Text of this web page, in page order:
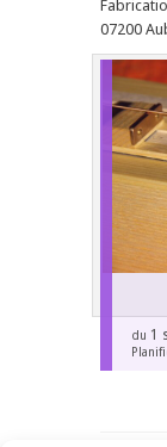
07200
du 1